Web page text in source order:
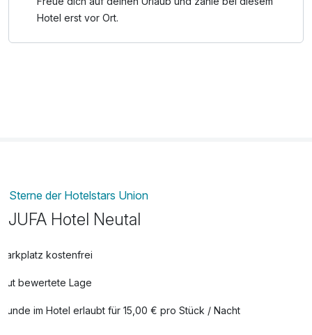
Egal ob ihr einen aktiven Familienurlaub mit viel Bewegung
Hotel erst vor Ort.
Sterne der Hotelstars Union
JUFA Hotel Neutal
Parkplatz kostenfrei
Gut bewertete Lage
Hunde im Hotel erlaubt für 15,00 € pro Stück / Nacht